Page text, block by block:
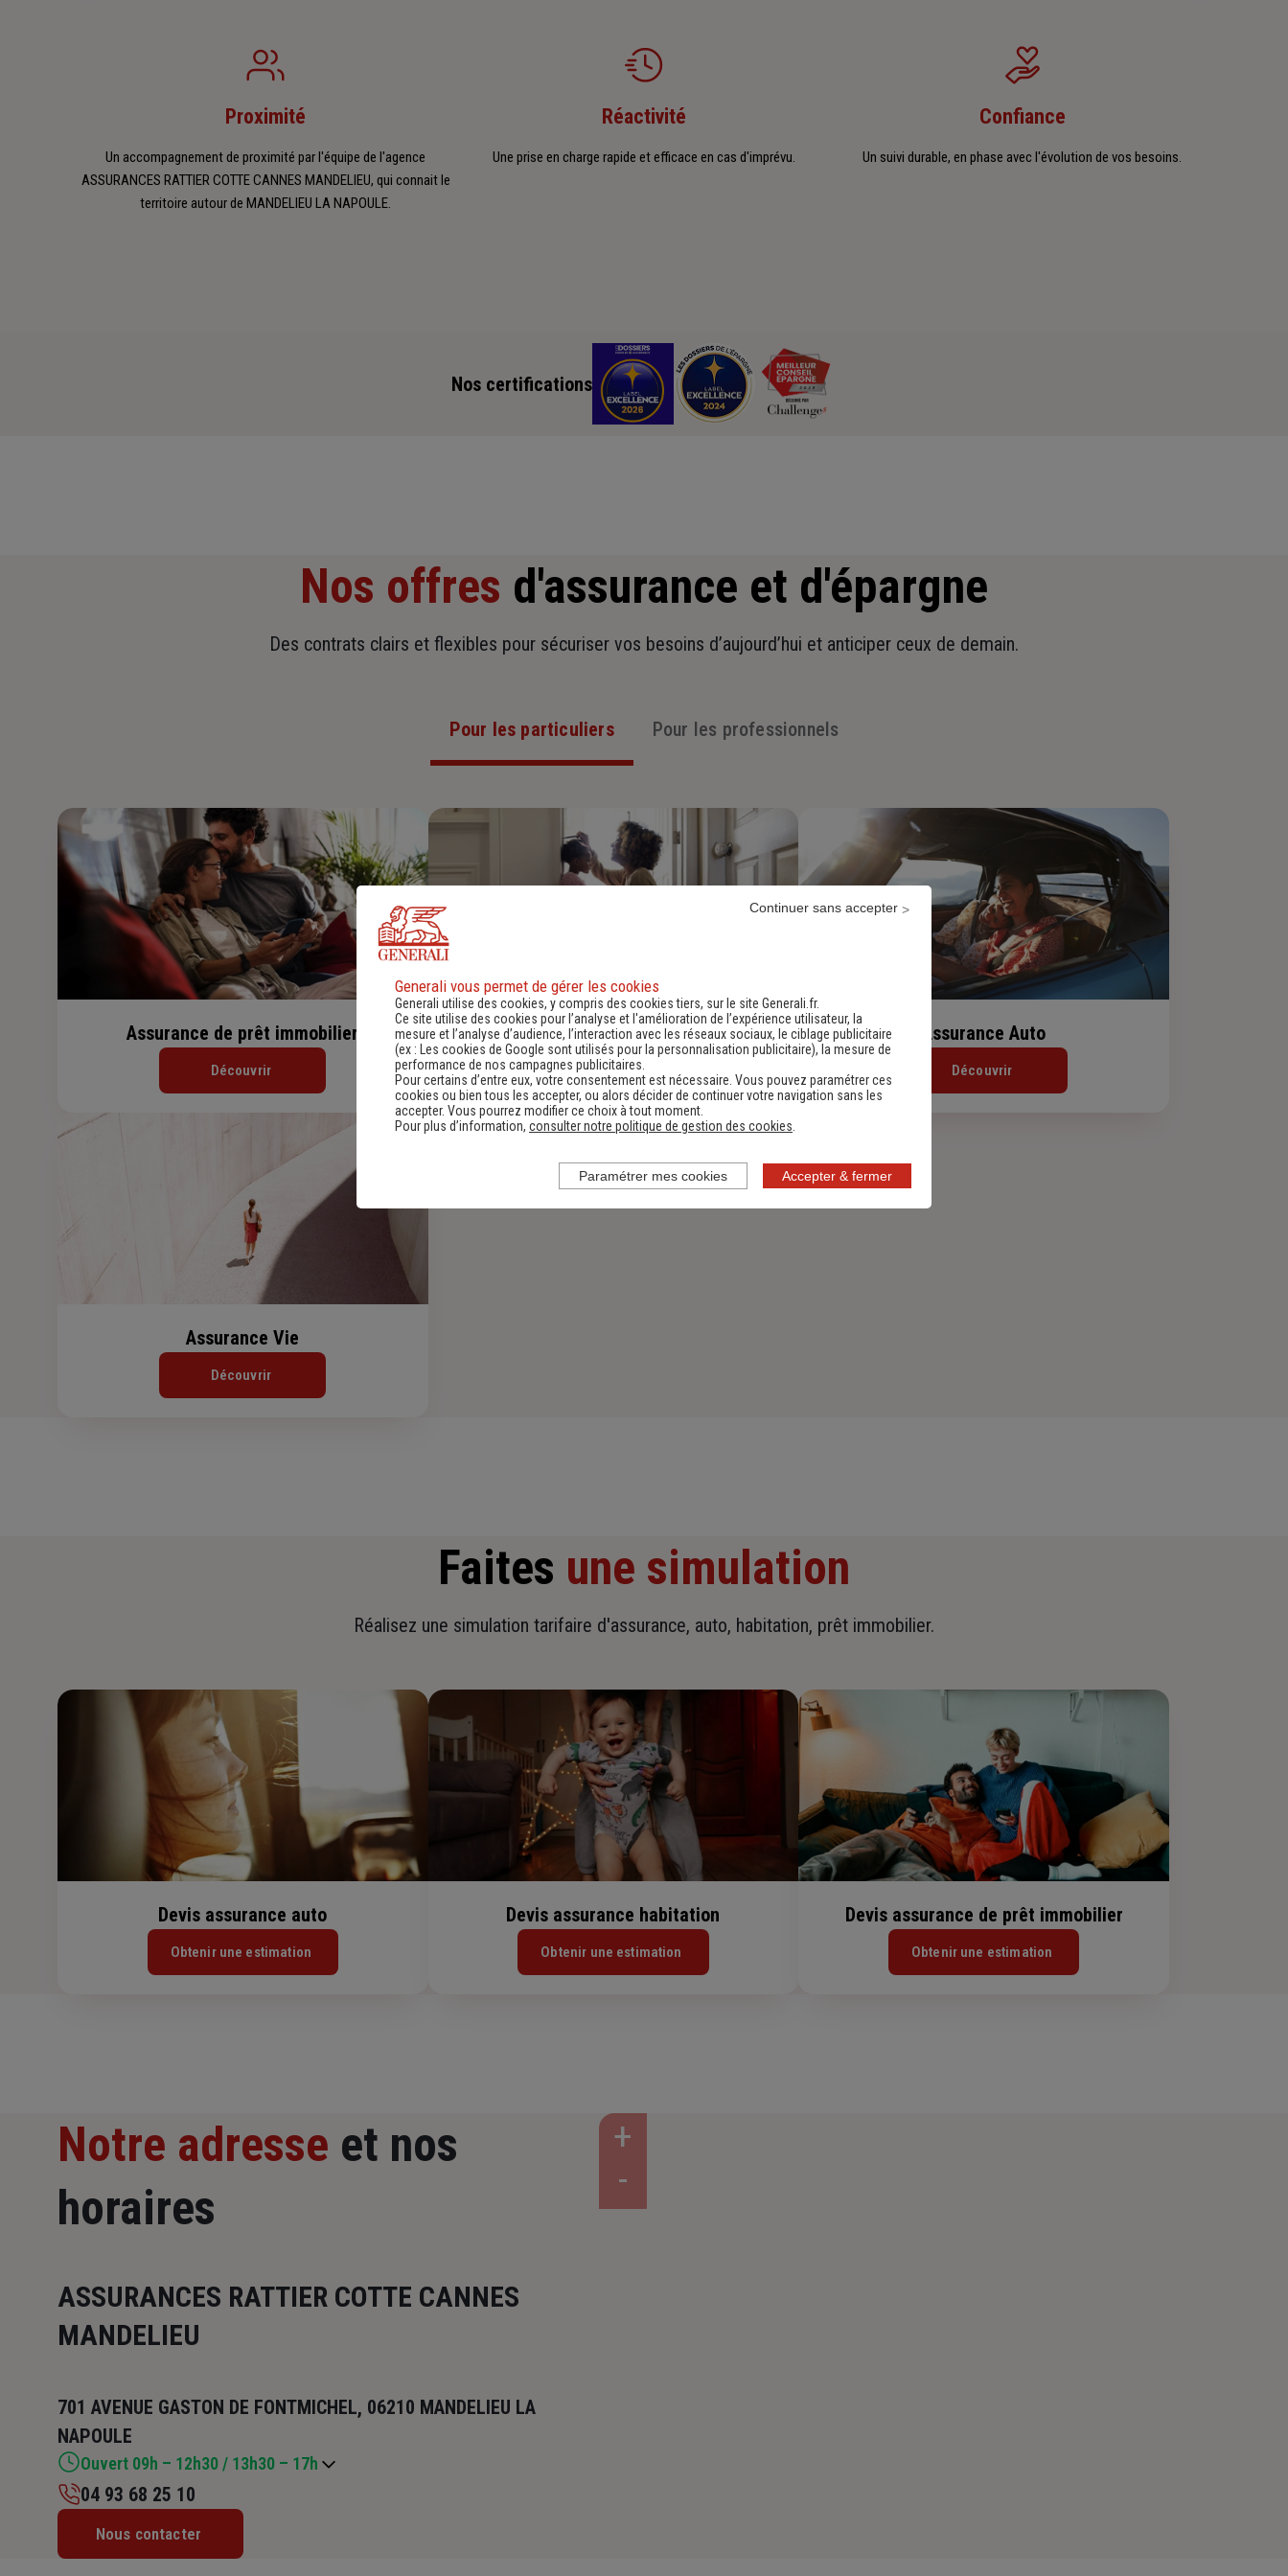
Proximité
Un accompagnement de proximité par l'équipe de l'agence
ASSURANCES RATTIER COTTE CANNES MANDELIEU, qui connait le
territoire autour de MANDELIEU LA NAPOULE.
Réactivité
Une prise en charge rapide et efficace en cas d'imprévu.
Confiance
Un suivi durable, en phase avec l'évolution de vos besoins.
Nos certifications
Nos offres d'assurance et d'épargne
Des contrats clairs et flexibles pour sécuriser vos besoins d’aujourd’hui et anticiper ceux de demain.
Pour les particuliers Pour les professionnels
Assurance de prêt immobilier
Découvrir
Assurance Habitation
Découvrir
Assurance Auto
Découvrir
Assurance Vie
Découvrir
Faites une simulation
Réalisez une simulation tarifaire d'assurance, auto, habitation, prêt immobilier.
Devis assurance auto
Obtenir une estimation
Devis assurance habitation
Obtenir une estimation
Devis assurance de prêt immobilier
Obtenir une estimation
Notre adresse et nos
horaires
ASSURANCES RATTIER COTTE CANNES
MANDELIEU
701 AVENUE GASTON DE FONTMICHEL, 06210 MANDELIEU LA
NAPOULE
Ouvert 09h – 12h30 / 13h30 – 17h
Mardi : 09h – 12h30 / 13h30 – 17h
04 93 68 25 10
Nous contacter
Generali vous permet de gérer les cookies
Generali utilise des cookies, y compris des cookies tiers, sur le site Generali.fr.
Ce site utilise des cookies pour l’analyse et l'amélioration de l’expérience utilisateur, la
mesure et l’analyse d’audience, l’interaction avec les réseaux sociaux, le ciblage publicitaire
(ex : Les cookies de Google sont utilisés pour la personnalisation publicitaire), la mesure de
performance de nos campagnes publicitaires.
Pour certains d’entre eux, votre consentement est nécessaire. Vous pouvez paramétrer ces
cookies ou bien tous les accepter, ou alors décider de continuer votre navigation sans les
accepter. Vous pourrez modifier ce choix à tout moment.
Pour plus d’information, consulter notre politique de gestion des cookies.
Accepter & fermer
Continuer sans accepter
Paramétrer mes cookies